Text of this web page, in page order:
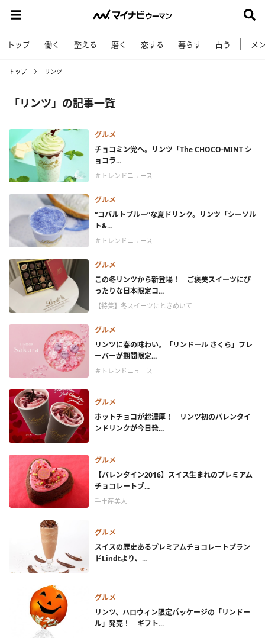
トップ 働く 整える 磨く 恋する 暮らす 占う メ
トップ リンツ
「リンツ」の記事一覧
グルメ
チョコミン党へ。リンツ「The CHOCO-MINT シ
ョコラ...
＃トレンドニュース
グルメ
“コバルトブルー”な夏ドリンク。リンツ「シーソル
ト&...
＃トレンドニュース
グルメ
この冬リンツから新登場！ ご褒美スイーツにぴ
ったりな日本限定コ...
【特集】冬スイーツにときめいて
グルメ
リンツに春の味わい。「リンドール さくら」フレ
ーバーが期間限定...
＃トレンドニュース
グルメ
ホットチョコが超濃厚！ リンツ初のバレンタイ
ンドリンクが今日発...
グルメ
【バレンタイン2016】スイス生まれのプレミアム
チョコレートブ...
手土産美人
グルメ
スイスの歴史あるプレミアムチョコレートブラン
ドLindtより、...
グルメ
リンツ、ハロウィン限定パッケージの「リンドー
ル」発売！ ギフト...